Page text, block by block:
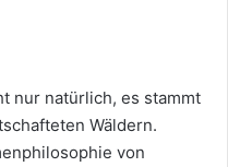
nur natürlich, es stammt
Wäldern.
von